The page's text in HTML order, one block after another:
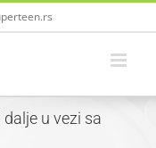
u vezi sa